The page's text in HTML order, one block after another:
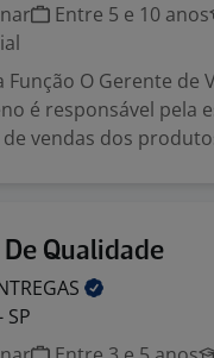
Entre 5 e 10 anos
Função O Gerente de
é responsável pela
vendas dos
Qualidade
SP